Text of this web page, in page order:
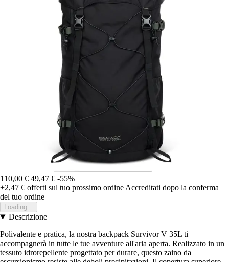
110,00 € 49,47 € -55%
+2,47 € offerti sul tuo prossimo ordine Accreditati dopo la conferma
del tuo ordine
Loading...
Descrizione
Polivalente e pratica, la nostra backpack Survivor V 35L ti
accompagnerà in tutte le tue avventure all'aria aperta. Realizzato in un
tessuto idrorepellente progettato per durare, questo zaino da